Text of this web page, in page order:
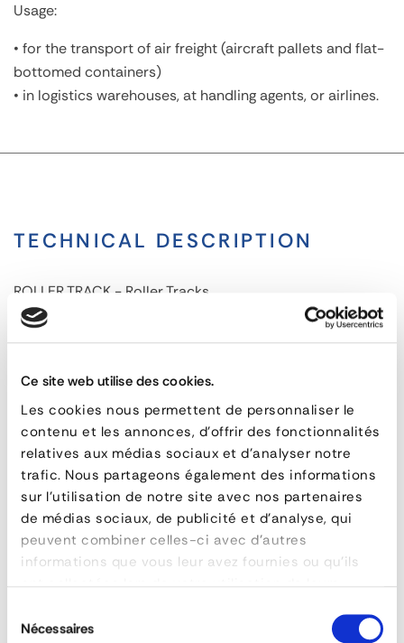
Ce site web utilise des cookies.
Les cookies nous permettent de personnaliser le
contenu et les annonces, d'offrir des fonctionnalités
relatives aux médias sociaux et d'analyser notre
trafic. Nous partageons également des informations
sur l'utilisation de notre site avec nos partenaires
de médias sociaux, de publicité et d'analyse, qui
peuvent combiner celles-ci avec d'autres
informations que vous leur avez fournies ou qu'ils
duNécessaires
Usage:
• for the transport of air freight (aircraft pallets and flat-
bottomed containers)
• in logistics warehouses, at handling agents, or airlines.
TECHNICAL DESCRIPTION
ROLLER TRACK - Roller Tracks
TRACK
Roller
Tracks
QUESTIONS & ANSWERS
Can the loading system be custom-made?
What is a roller track?
What type of loading can be supported by